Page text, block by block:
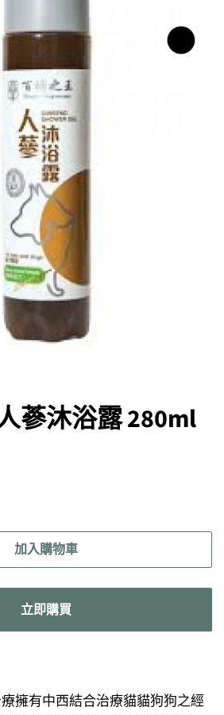
蔘沐浴露 280ml
加入購物車
立即購買
擁有中西結合治療貓貓狗狗之經